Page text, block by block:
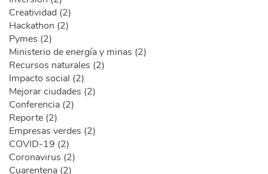
Creatividad (2)
Hackathon (2)
Pymes (2)
Ministerio de energía y minas (2)
Recursos naturales (2)
Impacto social (2)
Mejorar ciudades (2)
Conferencia (2)
Reporte (2)
Empresas verdes (2)
COVID-19 (2)
Coronavirus (2)
Cuarentena (2)